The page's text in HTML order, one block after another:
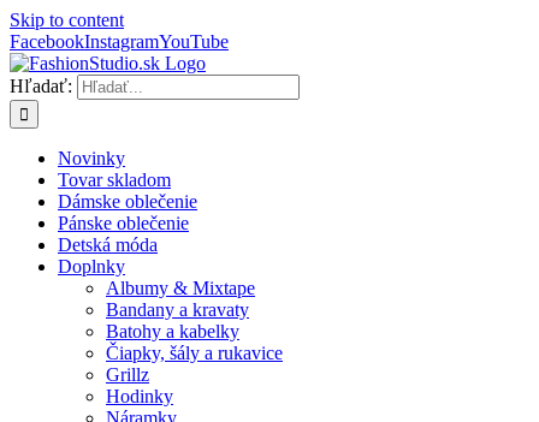
Skip to content
FacebookInstagramYouTube
Hľadať:
Novinky
Tovar skladom
Dámske oblečenie
Pánske oblečenie
Detská móda
Doplnky
Albumy & Mixtape
Bandany a kravaty
Batohy a kabelky
Čiapky, šály a rukavice
Grillz
Hodinky
Náramky